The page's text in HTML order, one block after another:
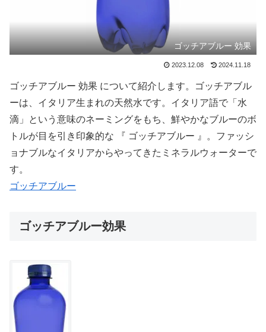
ゴッチアブルー 効果
2023.12.08 2024.11.18
ゴッチアブルー 効果 について紹介します。ゴッチアブル
ーは、イタリア生まれの天然水です。イタリア語で「水
滴」という意味のネーミングをもち、鮮やかなブルーのボ
トルが目を引き印象的な 『 ゴッチアブルー 』。ファッシ
ョナブルなイタリアからやってきたミネラルウォーターで
す。
ゴッチアブルー
ゴッチアブルー効果